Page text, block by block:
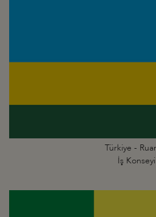
Türkiye -
İş Konseyi